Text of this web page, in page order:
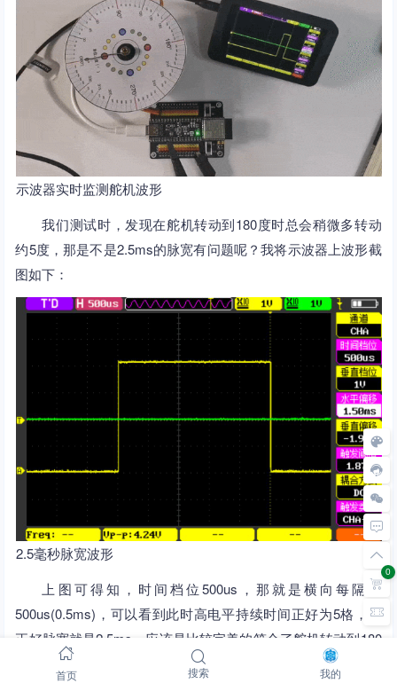
示波器实时监测舵机波形
我们测试时，发现在舵机转动到180度时总会稍微多转动
约5度，那是不是2.5ms的脉宽有问题呢？我将示波器上波形截
图如下：
2.5毫秒脉宽波形
上图可得知，时间档位500us，那就是横向每隔为
500us(0.5ms)，可以看到此时高电平持续时间正好为5格，那
正好脉宽就是2.5ms，应该是比较完美的符合了舵机转动到180
度所需的脉宽，那舵机转动到180度出现多转动的问题，应该
0
首页 搜索 我的